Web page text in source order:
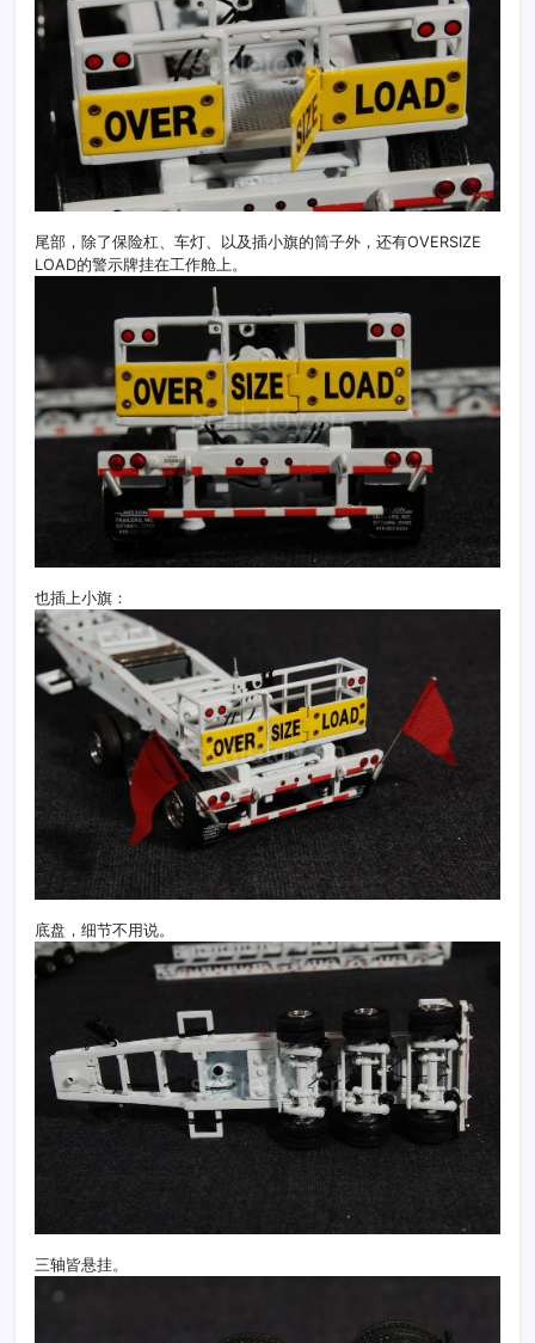
尾部，除了保险杠、车灯、以及插小旗的筒子外，还有OVERSIZE
LOAD的警示牌挂在工作舱上。
也插上小旗：
底盘，细节不用说。
三轴皆悬挂。